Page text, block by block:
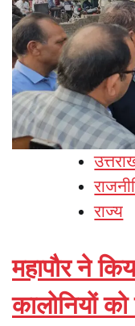
राज्य
महापौर ने
कालोनियों